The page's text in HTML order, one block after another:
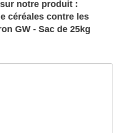
notre produit :
céréales contre les
GW - Sac de 25kg